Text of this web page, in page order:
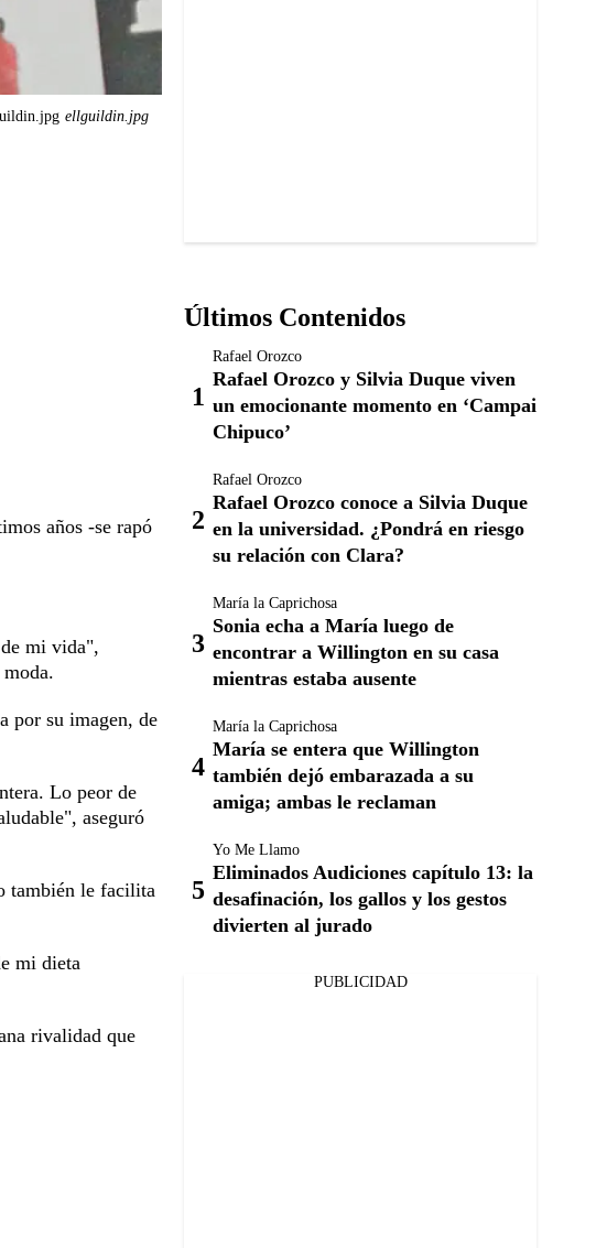
ellguildin.jpg
años -se rapó
mi vida",
por su imagen, de
Lo peor de
aseguró
también le facilita
mi dieta
rivalidad que
Últimos Contenidos
Rafael Orozco
Rafael Orozco y Silvia Duque viven
un emocionante momento en ‘Campai
Chipuco’
Rafael Orozco
Rafael Orozco conoce a Silvia Duque
en la universidad. ¿Pondrá en riesgo
su relación con Clara?
María la Caprichosa
Sonia echa a María luego de
encontrar a Willington en su casa
mientras estaba ausente
María la Caprichosa
María se entera que Willington
también dejó embarazada a su
amiga; ambas le reclaman
Yo Me Llamo
Eliminados Audiciones capítulo 13: la
desafinación, los gallos y los gestos
divierten al jurado
PUBLICIDAD